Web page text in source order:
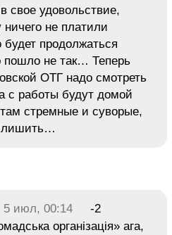
удовольствие,
ничего не платили
продолжаться
пошло не так… Теперь
ОТГ надо смотреть
с работы будут домой
стремные и суворые,
лишить…
5 июл, 00:14
-2
організація» ага,